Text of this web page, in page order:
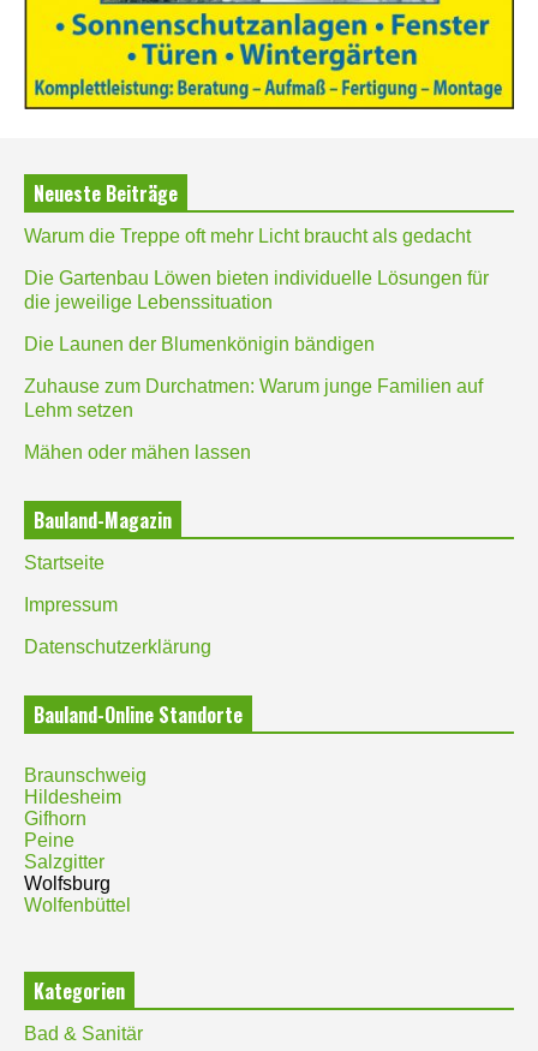
Neueste Beiträge
Warum die Treppe oft mehr Licht braucht als gedacht
Die Gartenbau Löwen bieten individuelle Lösungen für
die jeweilige Lebenssituation
Die Launen der Blumenkönigin bändigen
Zuhause zum Durchatmen: Warum junge Familien auf
Lehm setzen
Mähen oder mähen lassen
Bauland-Magazin
Startseite
Impressum
Datenschutzerklärung
Bauland-Online Standorte
Braunschweig
Hildesheim
Gifhorn
Peine
Salzgitter
Wolfsburg
Wolfenbüttel
Kategorien
Bad & Sanitär